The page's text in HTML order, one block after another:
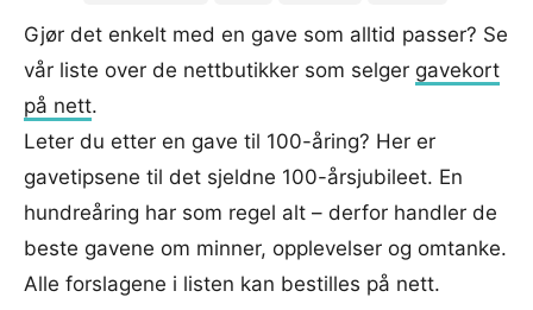
Gjør det enkelt med en gave som alltid passer? Se
vår liste over de nettbutikker som selger gavekort
på nett.
Leter du etter en gave til 100-åring? Her er
gavetipsene til det sjeldne 100-årsjubileet. En
hundreåring har som regel alt – derfor handler de
beste gavene om minner, opplevelser og omtanke.
Alle forslagene i listen kan bestilles på nett.